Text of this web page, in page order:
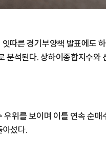
따른 경기부양책 발표에도
분석된다. 상하이종합지수와
위를 보이며 이틀 연속 순매
아섰다.